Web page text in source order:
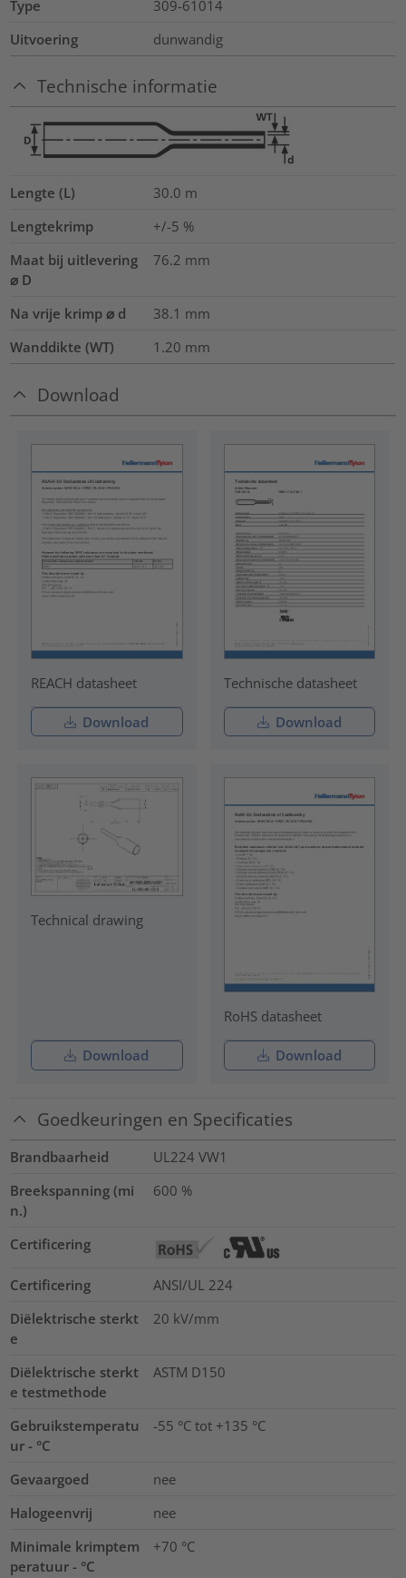
Type
309-61014
Uitvoering
dunwandig
Technische informatie
Lengte (L) 30.0 m
Lengtekrimp
+/-5 %
Maat bij uitlevering
⌀ D
76.2 mm
Na vrije krimp ⌀ d 38.1 mm
Wanddikte (WT)
1.20 mm
Download
REACH datasheet
Download
Technische datasheet
Download
Technical drawing
Download
RoHS datasheet
Download
Goedkeuringen en Specificaties
Brandbaarheid
UL224 VW1
Breekspanning (mi
n.)
600 %
Certificering
Certificering
ANSI/UL 224
Diëlektrische sterkt
e
20 kV/mm
Diëlektrische sterkt
e testmethode
ASTM D150
Gebruikstemperatu
ur - °C
-55 °C tot +135 °C
Gevaargoed
nee
Halogeenvrij
nee
Minimale krimptem
peratuur - °C
+70 °C